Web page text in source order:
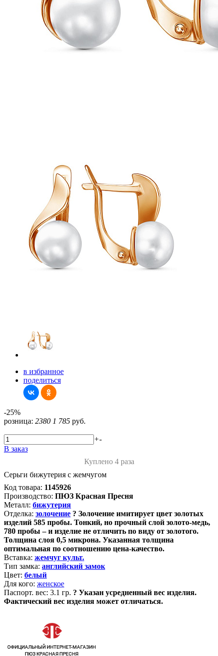
в избранное
поделиться
-25%
розница: 2380 1 785 руб.
+-
В заказ
Куплено 4 раза
Серьги бижутерия с жемчугом
Код товара: 1145926
Производство: ПЮЗ Красная Пресня
Металл: бижутерия
Отделка: золочение ? Золочение имитирует цвет золотых
изделий 585 пробы. Тонкий, но прочный слой золото-медь,
780 пробы – и изделие не отличить по виду от золотого.
Толщина слоя 0,5 микрона. Указанная толщина
оптимальная по соотношению цена-качество.
Вставка: жемчуг культ.
Тип замка: английский замок
Цвет: белый
Для кого: женское
Паспорт. вес: 3.1 гр. ? Указан усредненный вес изделия.
Фактический вес изделия может отличаться.